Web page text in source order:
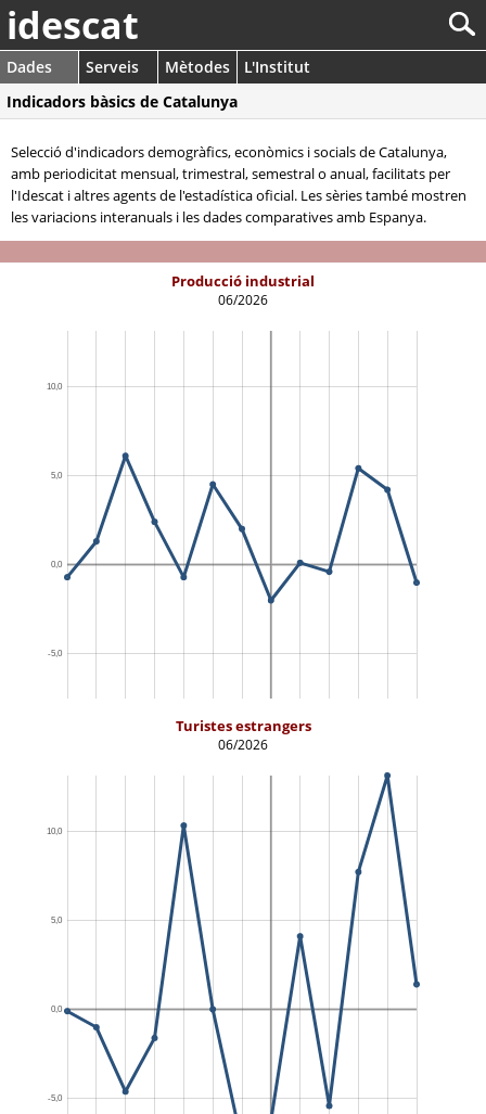
idescat
Dades Serveis Mètodes
L'Institut
Indicadors bàsics de Catalunya
Selecció d'indicadors demogràfics, econòmics i socials de Catalunya,
amb periodicitat mensual, trimestral, semestral o anual, facilitats per
l'Idescat i altres agents de l'estadística oficial. Les sèries també mostren
les variacions interanuals i les dades comparatives amb Espanya.
Producció industrial
06/2026
Turistes estrangers
06/2026